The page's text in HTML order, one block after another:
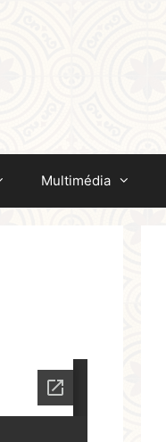
Multimédia